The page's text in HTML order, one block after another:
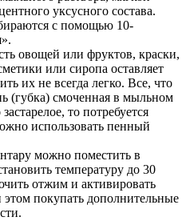
уксусного состава.
с помощью 10-
овощей или фруктов, краски,
или сиропа оставляет
их не всегда легко. Все, что
(губка) смоченная в мыльном
то потребуется
использовать пенный
можно поместить в
температуру до 30
отжим и активировать
покупать дополнительные